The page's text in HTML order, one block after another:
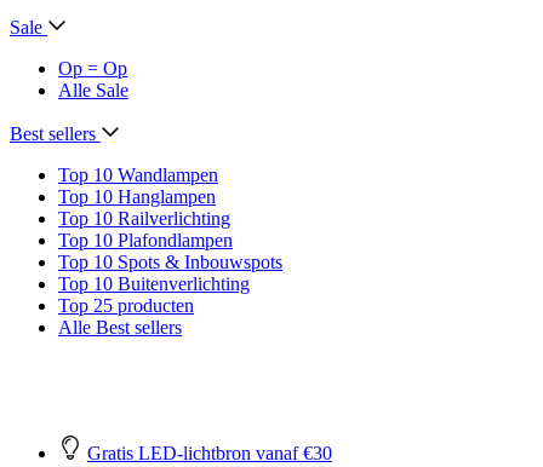
Sale
Op = Op
Alle Sale
Best sellers
Top 10 Wandlampen
Top 10 Hanglampen
Top 10 Railverlichting
Top 10 Plafondlampen
Top 10 Spots & Inbouwspots
Top 10 Buitenverlichting
Top 25 producten
Alle Best sellers
Gratis LED-lichtbron vanaf €30